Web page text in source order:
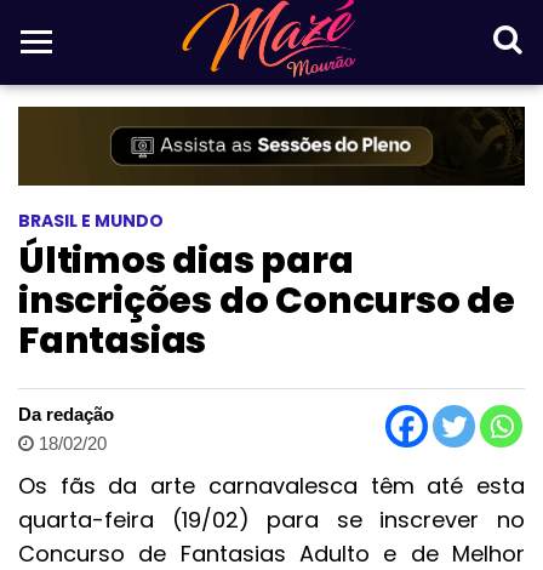
BRASIL E MUNDO
Últimos dias para
inscrições do Concurso de
Fantasias
Da redação
18/02/20
Os fãs da arte carnavalesca têm até esta
quarta-feira (19/02) para se inscrever no
Concurso de Fantasias Adulto e de Melhor